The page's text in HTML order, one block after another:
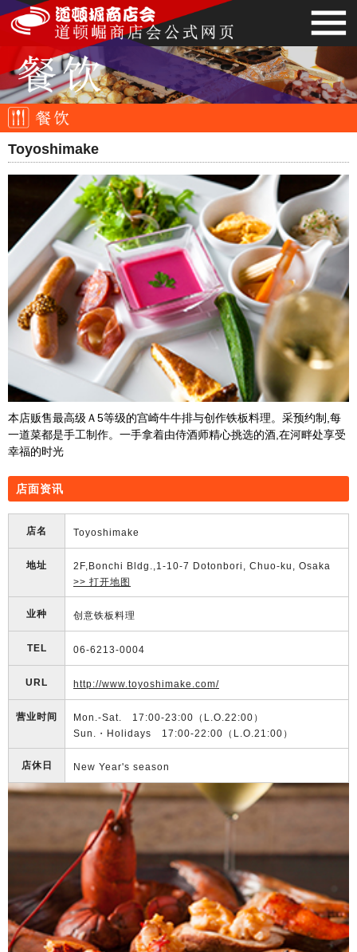
Toyoshimake
本店贩售最高级Ａ5等级的宫崎牛牛排与创作铁板料理。采预约制,每
一道菜都是手工制作。一手拿着由侍酒师精心挑选的酒,在河畔处享受
幸福的时​​光
店面资讯
店名 Toyoshimake
地址
2F,Bonchi Bldg.,1-10-7 Dotonbori, Chuo-ku, Osaka
>> 打开地图
业种 创意铁板料理
TEL 06-6213-0004
URL http://www.toyoshimake.com/
营业时间
Mon.-Sat. 17:00-23:00（L.O.22:00）
Sun.・Holidays 17:00-22:00（L.O.21:00）
店休日 New Year's season